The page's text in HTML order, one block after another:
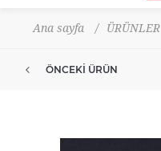
Ana sayfa / ÜRÜNLER
ÖNCEKI ÜRÜN